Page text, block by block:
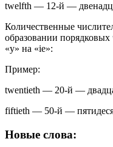
twelfth — 12-й —
Количественные
образовании
«у» на «ie»:
Пример:
twentieth — 20-й —
fiftieth — 50-й —
Новые слова: